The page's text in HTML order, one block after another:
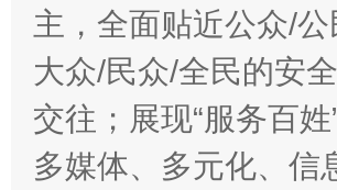
主，全面贴近公众/
大众/民众/全民的安
交往；展现“服务百
多媒体、多元化、信